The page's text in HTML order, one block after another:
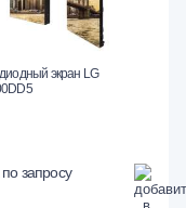
экран LG
запросу